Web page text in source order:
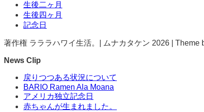
生後二ヶ月
生後四ヶ月
記念日
著作権 ラララハワイ生活。| ムナカタケン 2026 | Theme
News Clip
戻りつつある状況について
BARIO Ramen Ala Moana
アメリカ独立記念日
赤ちゃんが生まれました。